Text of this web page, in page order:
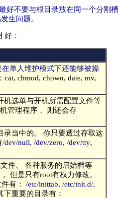
好不要与根目录放在同一个分割槽
生问题。
好：
单人维护模式下还能够被操
chmod, chown, date, mv,
机选单与开机所需配置文件等
管理程序， 则还会存
录当中的。 你只要透过存取这
/dev/null, /dev/zero, /dev/tty,
件、 各种服务的启始档等
但是只有root有权力修改。
有： /etc/inittab, /etc/init.d/,
下重要的目录有：